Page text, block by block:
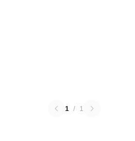
1 / 1